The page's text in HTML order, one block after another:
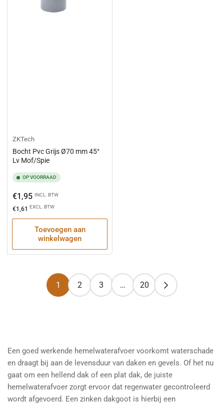
ZKTech
Bocht Pvc Grijs Ø70 mm 45°
Lv Mof/Spie
OP VOORRAAD
Normale
prijs
€1,95 INCL. BTW
€1,61 EXCL. BTW
Toevoegen aan
winkelwagen
1 2 3 … 20
Een goed werkende hemelwaterafvoer voorkomt waterschade
en draagt bij aan de levensduur van daken en gevels. Of het nu
gaat om een hellend dak of een plat dak, de juiste
hemelwaterafvoer zorgt ervoor dat regenwater gecontroleerd
wordt afgevoerd. Een zinken dakgoot is hierbij een